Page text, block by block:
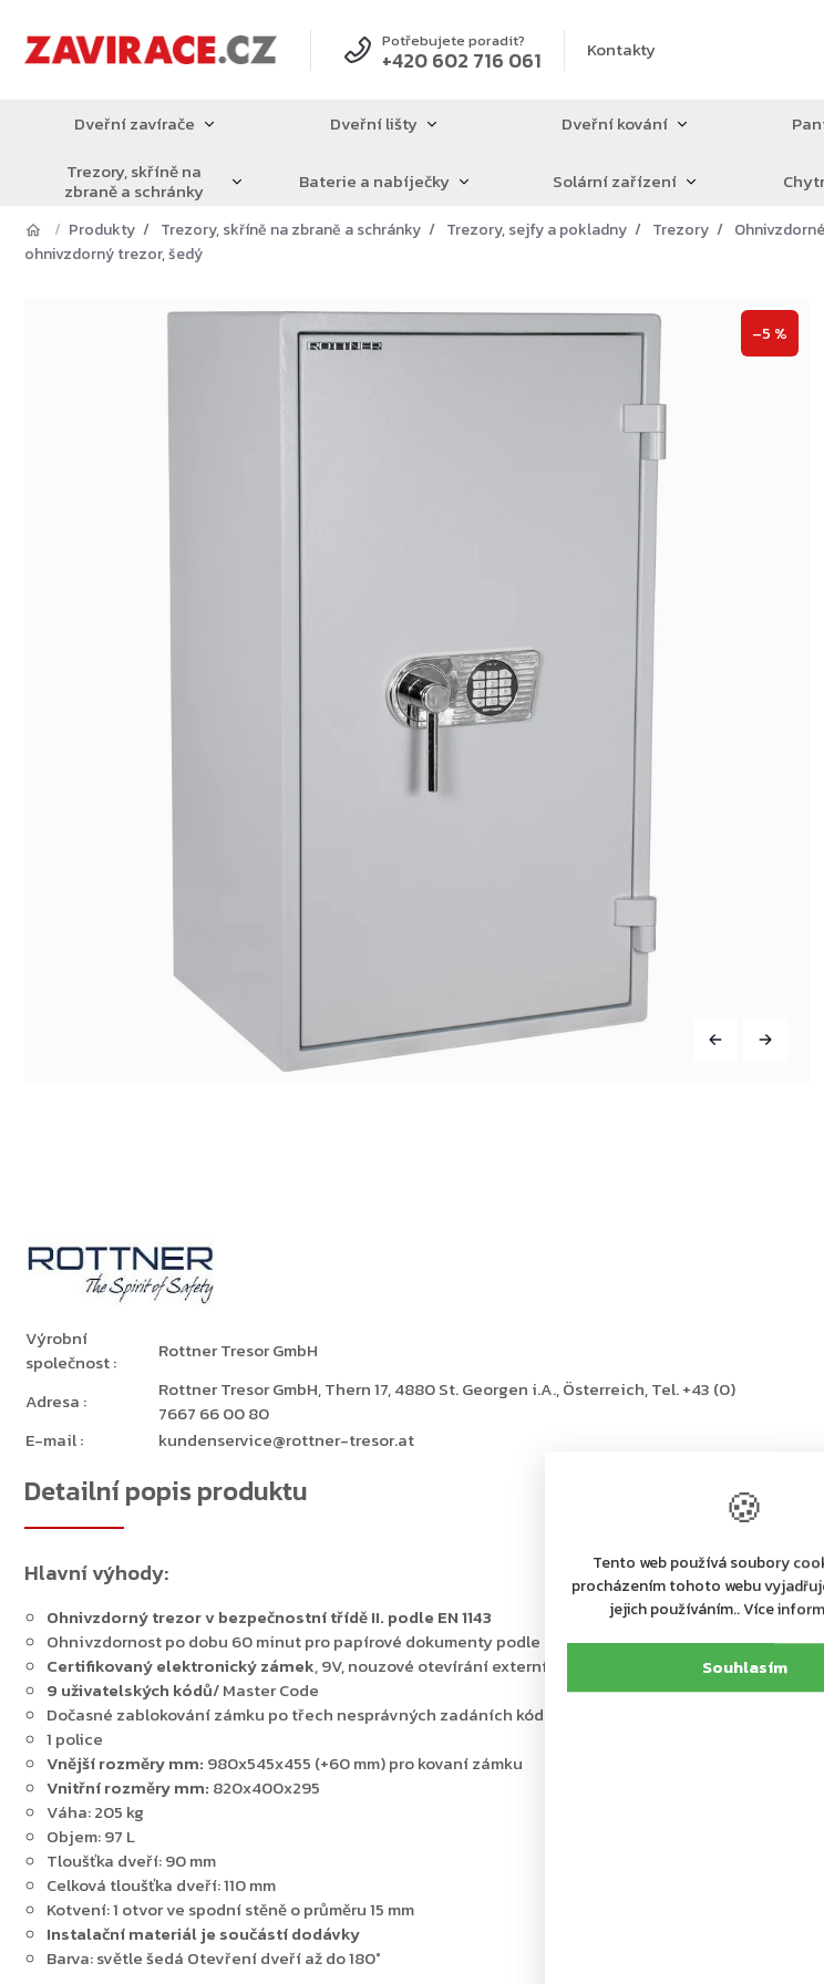
🍪
Tento web používá soubory
procházením tohoto webu
jejich používáním.. Více
Souhlasím
obsah
Potřebujete poradit?
+420 602 716 061 Kontakty
Dveřní zavírače Dveřní lišty Dveřní kování
Trezory, skříně na
zbraně a schránky Baterie a nabíječky Solární zařízení
Produkty Trezory, skříně na zbraně a schránky Trezory, sejfy a pokladny Trezory
ohnivzdorný trezor, šedý
–5 %
Detailní popis produktu
Hlavní výhody:
Ohnivzdorný trezor v bezpečnostní třídě II. podle EN 1143
Ohnivzdornost po dobu 60 minut pro papírové dokumenty podle
LFS-60P
Certifikovaný elektronický zámek, 9V, nouzové otevírání externí baterií
9 uživatelských kódů/ Master Code
Dočasné zablokování zámku po třech nesprávných zadáních kódu
1 police
Vnější rozměry mm: 980x545x455 (+60 mm) pro kovaní zámku
Vnitřní rozměry mm: 820x400x295
Váha: 205 kg
Objem: 97 L
Tloušťka dveří: 90 mm
Celková tloušťka dveří: 110 mm
Kotvení: 1 otvor ve spodní stěně o průměru 15 mm
Instalační materiál je součástí dodávky
Barva: světle šedá Otevření dveří až do 180°
Výrobní
společnost:
Rottner Tresor GmbH
Adresa :
Rottner Tresor GmbH, Thern 17, 4880 St. Georgen i.A., Österreich, Tel. +43 (0)
7667 66 00 80
E-mail: kundenservice@rottner-tresor.at